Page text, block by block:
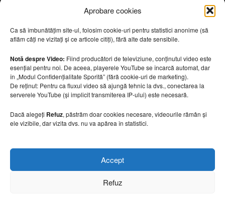
Aprobare cookies
Ca să îmbunătățim site-ul, folosim cookie-uri pentru statistici anonime (să
aflăm câți ne vizitați și ce articole citiți), fără alte date sensibile.
Notă despre Video: Fiind producători de televiziune, conținutul video este
esențial pentru noi. De aceea, playerele YouTube se încarcă automat, dar
în „Modul Confidențialitate Sporită” (fără cookie-uri de marketing).
De reținut: Pentru ca fluxul video să ajungă tehnic la dvs., conectarea la
serverele YouTube (și implicit transmiterea IP-ului) este necesară.
Dacă alegeți Refuz, păstrăm doar cookies necesare, videourile rămân și
ele vizibile, dar vizita dvs. nu va apărea în statistici.
Accept
Refuz
AMENAJĂRI INTERIOARE
126
DESIGN INTERIOR
64
ARHITECTURĂ & DESIGN
OPINII & ANALIZE
43
Articole recomandate
Secretele construirii bungalourilor
6 august 2026
Cum amenajezi curtea pentru seri de vară